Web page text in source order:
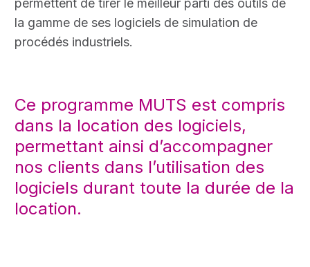
permettent de tirer le meilleur parti des outils de
la gamme de ses logiciels de simulation de
procédés industriels.
Ce programme MUTS est compris
dans la location des logiciels,
permettant ainsi d’accompagner
nos clients dans l’utilisation des
logiciels durant toute la durée de la
location.